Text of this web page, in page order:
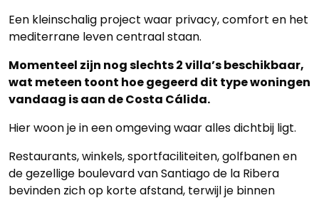
Een kleinschalig project waar privacy, comfort en het
mediterrane leven centraal staan.
Momenteel zijn nog slechts 2 villa’s beschikbaar,
wat meteen toont hoe gegeerd dit type woningen
vandaag is aan de Costa Cálida.
Hier woon je in een omgeving waar alles dichtbij ligt.
Restaurants, winkels, sportfaciliteiten, golfbanen en
de gezellige boulevard van Santiago de la Ribera
bevinden zich op korte afstand, terwijl je binnen